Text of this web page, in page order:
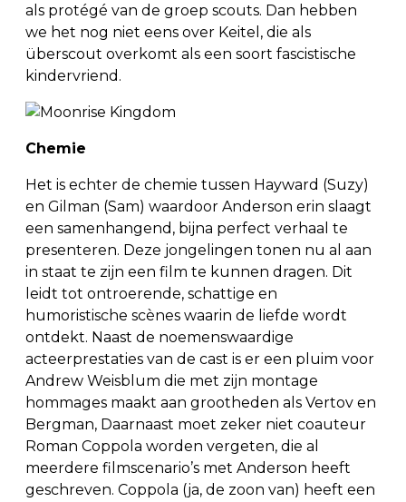
als protégé van de groep scouts. Dan hebben
we het nog niet eens over Keitel, die als
überscout overkomt als een soort fascistische
kindervriend.
Chemie
Het is echter de chemie tussen Hayward (Suzy)
en Gilman (Sam) waardoor Anderson erin slaagt
een samenhangend, bijna perfect verhaal te
presenteren. Deze jongelingen tonen nu al aan
in staat te zijn een film te kunnen dragen. Dit
leidt tot ontroerende, schattige en
humoristische scènes waarin de liefde wordt
ontdekt. Naast de noemenswaardige
acteerprestaties van de cast is er een pluim voor
Andrew Weisblum die met zijn montage
hommages maakt aan grootheden als Vertov en
Bergman, Daarnaast moet zeker niet coauteur
Roman Coppola worden vergeten, die al
meerdere filmscenario’s met Anderson heeft
geschreven. Coppola (ja, de zoon van) heeft een